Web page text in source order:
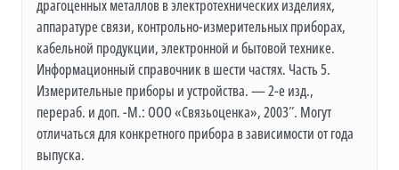
драгоценных металлов в электротехнических изделиях,
аппаратуре связи, контрольно-измерительных приборах,
кабельной продукции, электронной и бытовой технике.
Информационный справочник в шести частях. Часть 5.
Измерительные приборы и устройства. — 2-е изд.,
перераб. и доп. -М.: ООО «Связьоценка», 2003″. Могут
отличаться для конкретного прибора в зависимости от года
выпуска.